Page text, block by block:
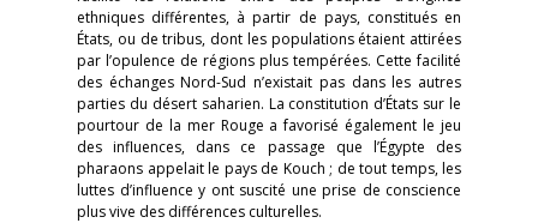
ethniques différentes, à partir de pays, constitués en
États, ou de tribus, dont les populations étaient attirées
par l’opulence de régions plus tempérées. Cette facilité
des échanges Nord-Sud n’existait pas dans les autres
parties du désert saharien. La constitution d’États sur le
pourtour de la mer Rouge a favorisé également le jeu
des influences, dans ce passage que l’Égypte des
pharaons appelait le pays de Kouch ; de tout temps, les
luttes d’influence y ont suscité une prise de conscience
plus vive des différences culturelles.